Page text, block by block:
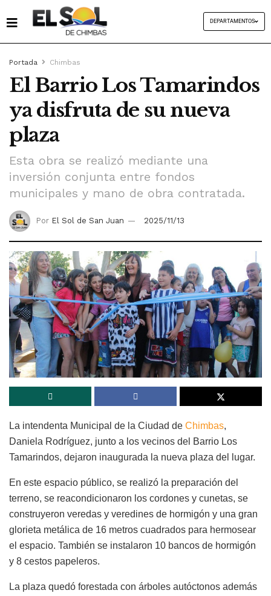
DEPARTAMENTOS
Portada Chimbas
El Barrio Los Tamarindos
ya disfruta de su nueva
plaza
Esta obra se realizó mediante una
inversión conjunta entre fondos
municipales y mano de obra contratada.
Por El Sol de San Juan 2025/11/13
La intendenta Municipal de la Ciudad de Chimbas,
Daniela Rodríguez, junto a los vecinos del Barrio Los
Tamarindos, dejaron inaugurada la nueva plaza del lugar.
En este espacio público, se realizó la preparación del
terreno, se reacondicionaron los cordones y cunetas, se
construyeron veredas y veredines de hormigón y una gran
glorieta metálica de 16 metros cuadrados para hermosear
el espacio. También se instalaron 10 bancos de hormigón
y 8 cestos papeleros.
La plaza quedó forestada con árboles autóctonos además